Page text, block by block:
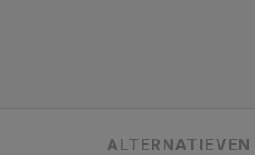
ALTERNATIEVEN